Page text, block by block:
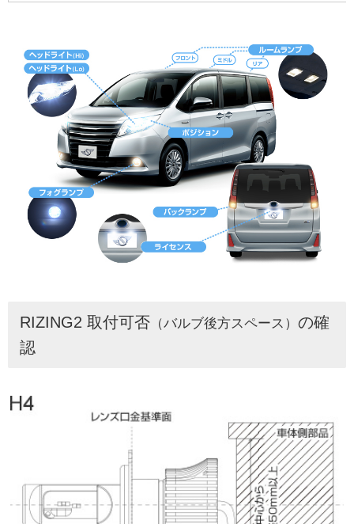
RIZING2 取付可否 （バルブ後方スペース） の確
認